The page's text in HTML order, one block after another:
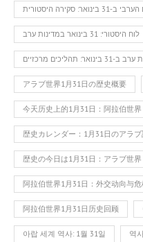
בינואר: סקירה היסטורית
לוח היסטורי: 31 בינואר במדינות ערב
בינואר: תהליכים מרכזיים
アラブ世界1月31日の歴史概要
今天历史上的1月31日：阿拉伯世界
歴史カレンダー：1月31日のアラブ
歴史の今日は1月31日：アラブ世界
阿拉伯世界1月31日：外交动向与
阿拉伯世界1月31日历史回顾
아랍 세계 역사: 1월 31일 역